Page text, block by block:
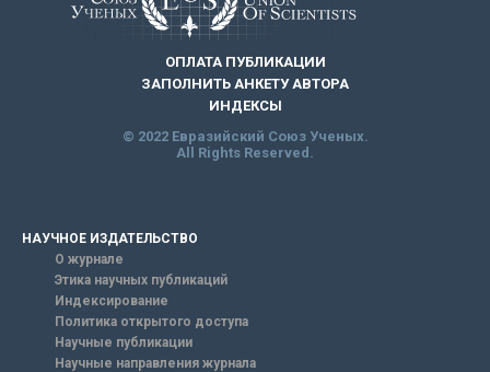
ОПЛАТА ПУБЛИКАЦИИ
ЗАПОЛНИТЬ АНКЕТУ АВТОРА
ИНДЕКСЫ
© 2022 Евразийский Союз Ученых.
All Rights Reserved.
НАУЧНОЕ ИЗДАТЕЛЬСТВО
О журнале
Этика научных публикаций
Индексирование
Политика открытого доступа
Научные публикации
Научные направления журнала